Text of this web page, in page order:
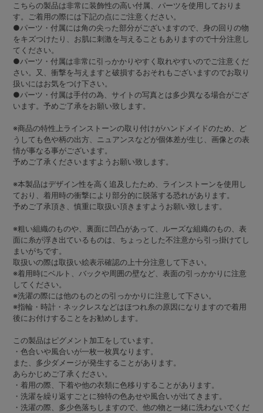
こちらの製品は非常に装飾性の高い付属、パーツを使用しておりま
す。ご着用の際には下記の点にご注意ください。
●パーツ・付属には角の尖った部分がございますので、身の回りの物
をキズつけたり、お肌に刺激を与えることもありますので十分注意し
てください。
●パーツ・付属は非常に引っかかりやすく取れやすいのでご注意くだ
さい。又、衝撃を与えますと破損するおそれもございますのでお取り
扱いにはお気をつけ下さい。
●パーツ・付属は手付の為、サイトの写真とは多少異なる場合がござ
います。予めご了承をお願い致します。
※商品の特性上ラインストーンの取り付けがハンドメイドのため、ど
うしても色や柄の出方、ニュアンスなどが個体差が生じ、画像との表
情が事なる事がございます。
予めご了承くださいますようお願い致します。
※本製品はデザイン性を高く追及したため、ラインストーンを使用し
ており、着用時の衝撃により部分的に脱落する恐れがあります。
予めご了承頂き、慎重に取扱い頂きますようお願い致します。
※粗い組織のものや、裏面に凹凸があって、ルーズな組織のもの、表
面に糸が浮き出ているものは、ちょっとした不注意から引っ掛けてし
まいがちです。
取扱いの際は取扱い絵表示確認の上十分注意して下さい。
※着用時にベルト、バックや周囲の壁など、表面の引っかかりに注意
してください。
※洗濯の際には他のものとの引っかかりに注意して下さい。
※指輪・時計・ネックレスなどはほつれ糸の原因になりますので着用
後にお付けすることをお勧めします。
この製品はピグメント加工をしています。
・色合いや風合いが一枚一枚異なります。
また、多少ダメージが発生することがあります。
あらかじめご了承ください。
・着用の際、下着や他の衣類に色移りすることがあります。
・洗濯を繰り返すごとに独特の色あせや風合いが出てきます。
・洗濯の際、多少色落ちしますので、他の物と一緒に洗わないでくだ